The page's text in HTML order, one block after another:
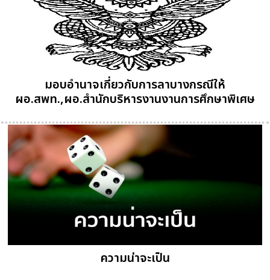
มอบอำนาจเกี่ยวกับการลาบางกรณีให้
ผอ.สพท.,ผอ.สำนักบริหารงานงานการศึกษาพิเศษ
ความน่าจะเป็น